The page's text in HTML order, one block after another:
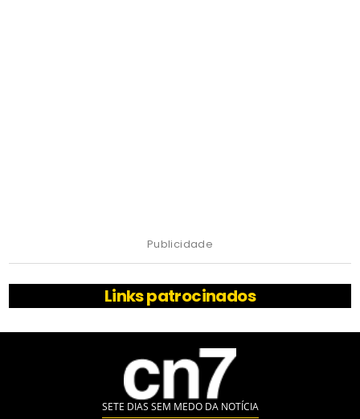
Publicidade
Links patrocinados
SETE DIAS SEM MEDO DA NOTÍCIA